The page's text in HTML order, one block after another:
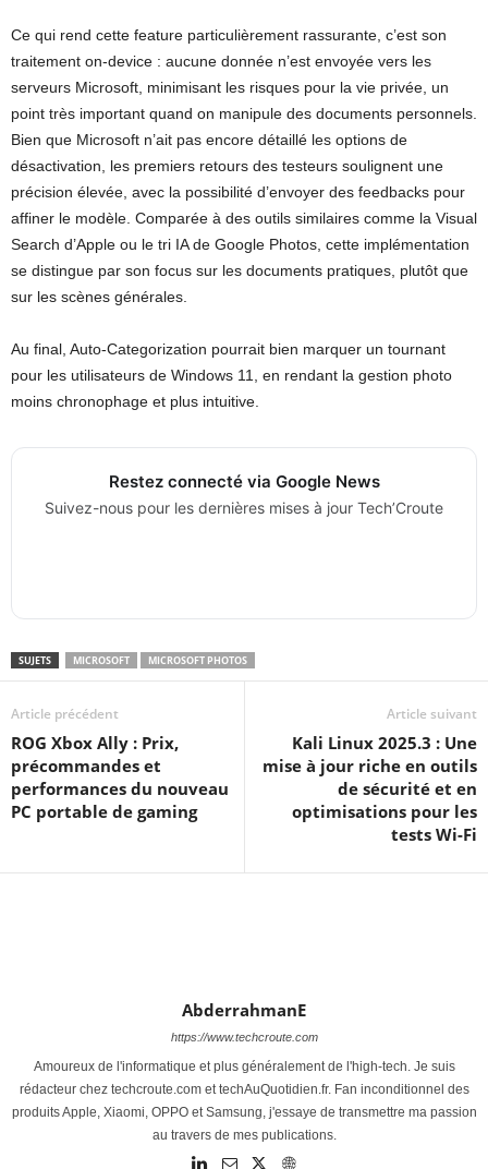
Ce qui rend cette feature particulièrement rassurante, c’est son
traitement on-device : aucune donnée n’est envoyée vers les
serveurs Microsoft, minimisant les risques pour la vie privée, un
point très important quand on manipule des documents personnels.
Bien que Microsoft n’ait pas encore détaillé les options de
désactivation, les premiers retours des testeurs soulignent une
précision élevée, avec la possibilité d’envoyer des feedbacks pour
affiner le modèle. Comparée à des outils similaires comme la Visual
Search d’Apple ou le tri IA de Google Photos, cette implémentation
se distingue par son focus sur les documents pratiques, plutôt que
sur les scènes générales.
Au final, Auto-Categorization pourrait bien marquer un tournant
pour les utilisateurs de Windows 11, en rendant la gestion photo
moins chronophage et plus intuitive.
Restez connecté via Google News
Suivez-nous pour les dernières mises à jour Tech’Croute
SUJETS MICROSOFT MICROSOFT PHOTOS
Article précédent
ROG Xbox Ally : Prix,
précommandes et
performances du nouveau
PC portable de gaming
Article suivant
Kali Linux 2025.3 : Une
mise à jour riche en outils
de sécurité et en
optimisations pour les
tests Wi-Fi
AbderrahmanE
https://www.techcroute.com
Amoureux de l'informatique et plus généralement de l'high-tech. Je suis
rédacteur chez techcroute.com et techAuQuotidien.fr. Fan inconditionnel des
produits Apple, Xiaomi, OPPO et Samsung, j'essaye de transmettre ma passion
au travers de mes publications.